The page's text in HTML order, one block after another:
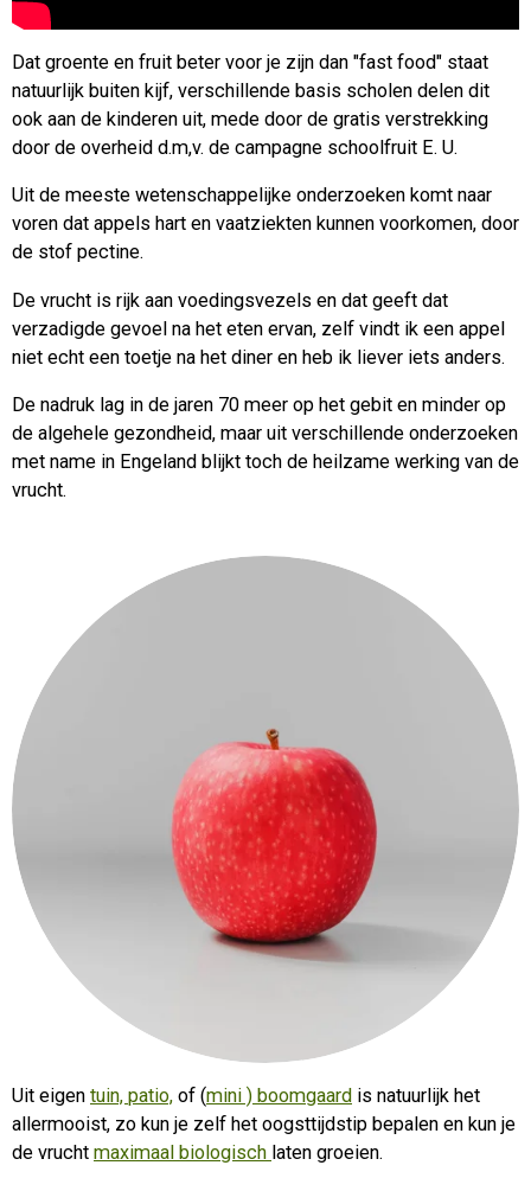
Dat groente en fruit beter voor je zijn dan "fast food" staat
natuurlijk buiten kijf, verschillende basis scholen delen dit
ook aan de kinderen uit, mede door de gratis verstrekking
door de overheid d.m,v. de campagne schoolfruit E. U.
Uit de meeste wetenschappelijke onderzoeken komt naar
voren dat appels hart en vaatziekten kunnen voorkomen, door
de stof pectine.
De vrucht is rijk aan voedingsvezels en dat geeft dat
verzadigde gevoel na het eten ervan, zelf vindt ik een appel
niet echt een toetje na het diner en heb ik liever iets anders.
De nadruk lag in de jaren 70 meer op het gebit en minder op
de algehele gezondheid, maar uit verschillende onderzoeken
met name in Engeland blijkt toch de heilzame werking van de
vrucht.
Uit eigen tuin, patio, of (mini ) boomgaard is natuurlijk het
allermooist, zo kun je zelf het oogsttijdstip bepalen en kun je
de vrucht maximaal biologisch laten groeien.